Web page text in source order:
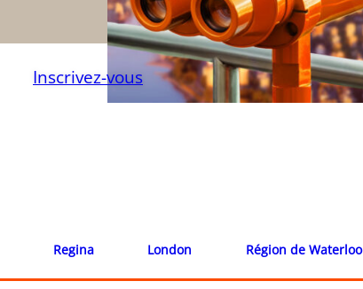
Inscrivez-vous
Regina London Région de Waterloo